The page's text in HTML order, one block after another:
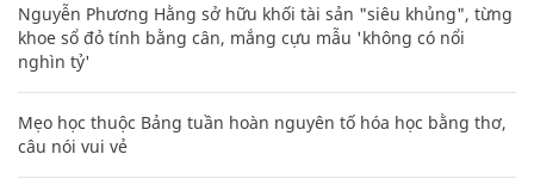
Nguyễn Phương Hằng sở hữu khối tài sản "siêu khủng", từng
khoe sổ đỏ tính bằng cân, mắng cựu mẫu 'không có nổi
nghìn tỷ'
Mẹo học thuộc Bảng tuần hoàn nguyên tố hóa học bằng thơ,
câu nói vui vẻ